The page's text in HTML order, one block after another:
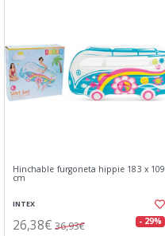
Hinchable furgoneta hippie 183 x 109
cm
INTEX
26,38€ 36,93€ - 29%